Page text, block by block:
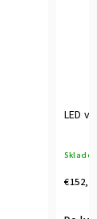
LED